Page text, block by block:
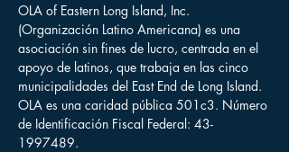
OLA of Eastern Long Island, Inc.
(Organización Latino Americana) es una
asociación sin fines de lucro, centrada en el
apoyo de latinos, que trabaja en las cinco
municipalidades del East End de Long Island.
OLA es una caridad pública 501c3. Número
de Identificación Fiscal Federal: 43-
1997489.